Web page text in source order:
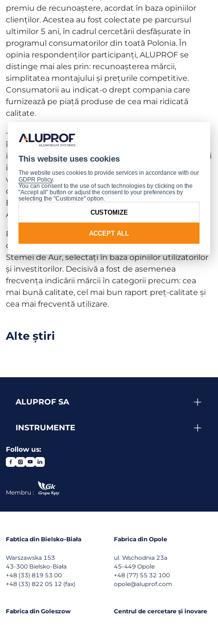
premiu de recunoaștere, acordat în baza opiniilor
clienților. Acestea au fost colectate pe parcursul
ultimilor 5 ani, în cadrul cercetării desfășurate în
programul consumatorilor din toată Polonia. În
opinia respondenților participanți, ALUPROF se
distinge mai ales prin: recunoașterea mărcii,
simplitatea montajului și prețurile competitive.
Consumatorii au indicat-o drept compania care
furnizează pe piață produse de cea mai ridicată
calitate.
– Acest distins premiu reflectă munca susținută a
întregii echipe. Mulțumiri speciale se cuvin
inginerilor noștri, care surprind continuu piața cu idei
inovatoare. Ne bucură astfel de momente, când
vedem că acest efort a fost apreciat. Încrederea
consumatorilor este cel mai bun premiu – declară
Bożena Ryszka, Marketing Manager în cadrul
ALUPROF.
Pentru titlul de Lider al Calității pentru Consumatori
din ultimii 5 ani s-au putut înscrie numai câștigării
Stemei de Aur, selectați în baza opiniilor utilizatorilor
și investitorilor. Decisivă a fost de asemenea
frecvența indicării mărcii în categorii precum: cea
mai bună calitate, cel mai bun raport preț-calitate și
cea mai frecventă utilizare.
Alte știri
ALUPROF SA
INSTRUMENTE
Follow us:
Membru :
Fabtica din Bielsko-Biała
Warszawska 153
43-300 Bielsko-Biała
+48 (33) 819 53 00
+48 (33) 822 05 12 (fax)
Fabrica din Opole
ul. Wschodnia 23a
45-449 Opole
+48 (77) 55 32 100
opole@aluprof.com
Fabrica din Goleszow Centrul de cercetare și inovare
This website uses cookies
The website uses cookies to provide services in accordance with our
GDPR Policy.
You can consent to the use of such technologies by clicking on the
"Accept all" button or adjust the consent to your preferences by
selecting the "Customize" option.
ACCEPT ALL
CUSTOMIZE